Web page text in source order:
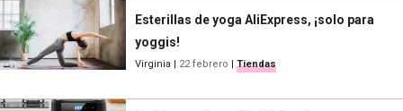
Esterillas de yoga AliExpress, ¡solo para
yoggis!
Virginia | 22 febrero | Tiendas